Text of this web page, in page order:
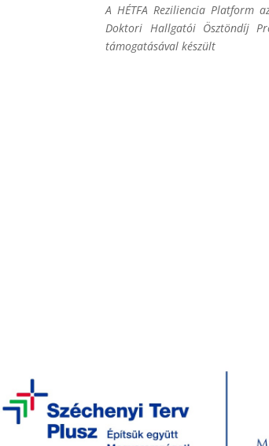
A HÉTFA Reziliencia Platform
Doktori Hallgatói Ösztöndíj
támogatásával készült